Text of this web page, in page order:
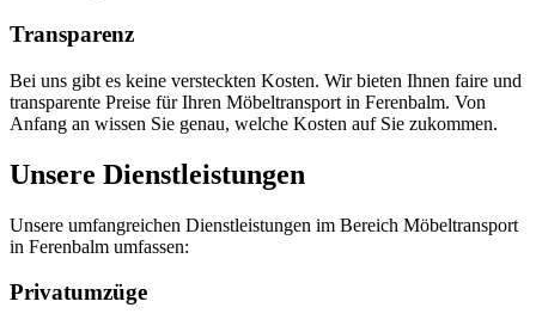
Transparenz
Bei uns gibt es keine versteckten Kosten. Wir bieten Ihnen faire und
transparente Preise für Ihren Möbeltransport in Ferenbalm. Von
Anfang an wissen Sie genau, welche Kosten auf Sie zukommen.
Unsere Dienstleistungen
Unsere umfangreichen Dienstleistungen im Bereich Möbeltransport
in Ferenbalm umfassen:
Privatumzüge